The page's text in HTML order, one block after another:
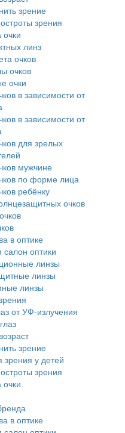
зрение
зрения
очки
линз
очков
очков
очки
в зависимости от
в зависимости от
для зрелых
мужчине
по форме лица
ребёнку
очков
в оптике
оптики
линзы
линзы
линзы
от УФ-излучения
зрение
зрения у детей
зрения
очки
в оптике